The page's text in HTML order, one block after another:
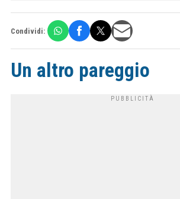
Condividi:
Un altro pareggio